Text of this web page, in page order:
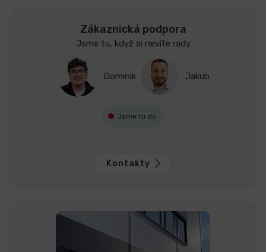
Zákaznická podpora
Jsme tu, když si nevíte rady
Dominik Jakub
Jsme tu do
Kontakty